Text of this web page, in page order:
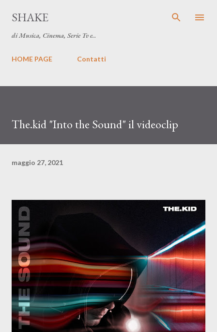
SHAKE
di Musica, Cinema, Serie Tv e..
HOME PAGE Contatti
The.kid "Into the Sound" il videoclip
maggio 27, 2021